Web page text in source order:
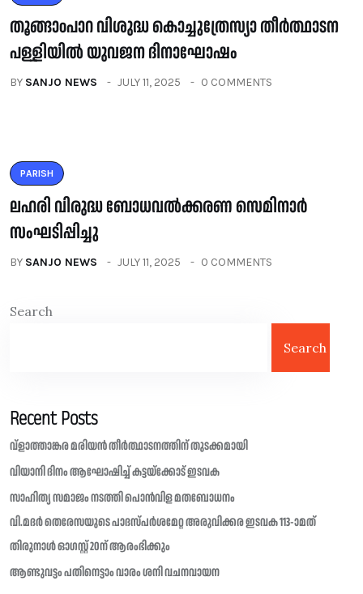
തൂങ്ങാoപാറ വിശുദ്ധ കൊച്ചുത്രേസ്യാ തീർത്ഥാടന
പള്ളിയിൽ യുവജന ദിനാഘോഷം
BY SANJO NEWS JULY 11, 2025 0 COMMENTS
PARISH
ലഹരി വിരുദ്ധ ബോധവൽക്കരണ സെമിനാർ
സംഘടിപ്പിച്ചു
BY SANJO NEWS JULY 11, 2025 0 COMMENTS
Search
Search
Recent Posts
വ്ളാത്താങ്കര മരിയൻ തീർത്ഥാടനത്തിന് തുടക്കമായി
വിയാനി ദിനം ആഘോഷിച്ച് കട്ടയ്ക്കോട് ഇടവക
സാഹിത്യ സമാജം നടത്തി പൊൻവിള മതബോധനം
വി.മദർ തെരേസയുടെ പാദസ്പർശമേറ്റ അരുവിക്കര ഇടവക 113-ാമത്
തിരുനാൾ ഓഗസ്റ്റ് 20ന് ആരംഭിക്കും
ആണ്ടുവട്ടം പതിനെട്ടാം വാരം ശനി വചനവായന